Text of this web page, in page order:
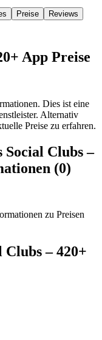
Preise Reviews
App Preise
Dies ist eine
Alternativ
Preise zu erfahren.
Social Clubs –
(0)
zu Preisen
Clubs – 420+